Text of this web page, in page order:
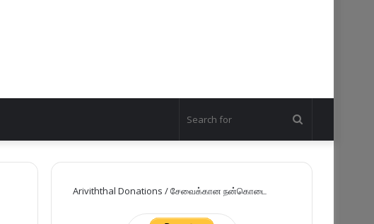
for
Ariviththal Donations / சேவைக்கான நன்கொடை